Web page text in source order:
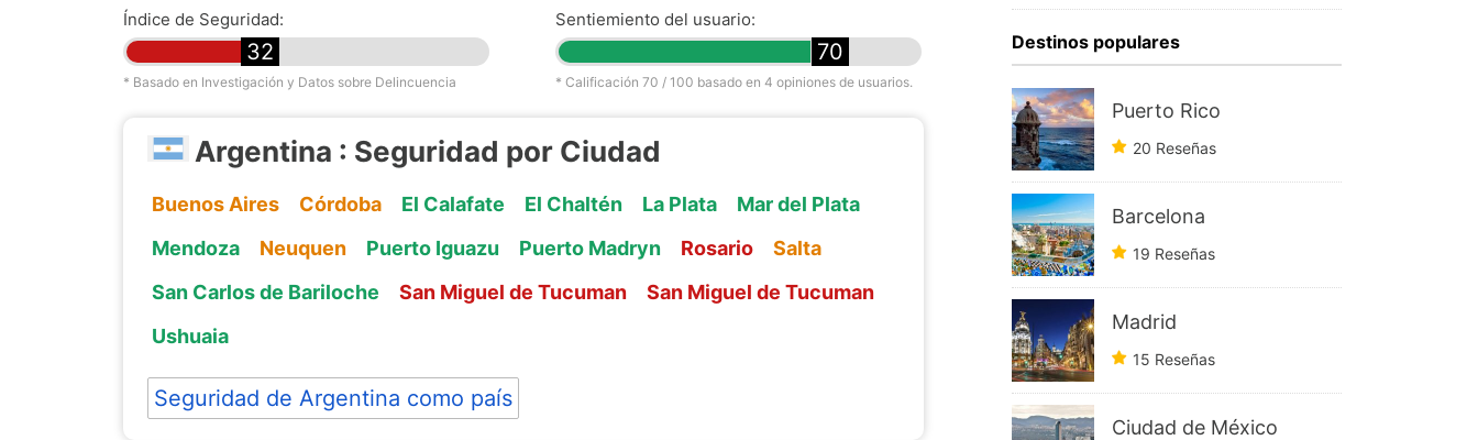
Índice de Seguridad:
32
* Basado en Investigación y Datos sobre Delincuencia
Sentiemiento del usuario:
70
* Calificación70 / 100 basado en4 opiniones de usuarios.
Argentina : Seguridad por Ciudad
Buenos Aires Córdoba El Calafate El Chaltén La Plata
Mar del Plata
Mendoza
Neuquen Puerto Iguazu Puerto Madryn Rosario
Salta
San Carlos de Bariloche
San Miguel de Tucuman
San Miguel de Tucuman
Ushuaia
Seguridad de Argentina como país
Destinos populares
Puerto Rico
20 Reseñas
Barcelona
19 Reseñas
Madrid
15 Reseñas
Ciudad de México